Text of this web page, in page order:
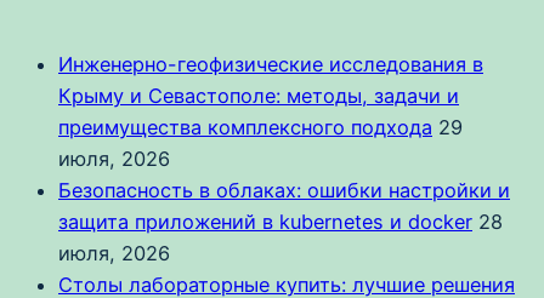
Инженерно-геофизические исследования в
Крыму и Севастополе: методы, задачи и
преимущества комплексного подхода 29
июля, 2026
Безопасность в облаках: ошибки настройки и
защита приложений в kubernetes и docker 28
июля, 2026
Столы лабораторные купить: лучшие решения